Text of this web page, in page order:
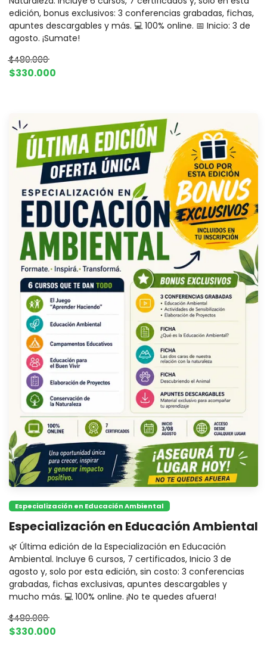
edición, bonus exclusivos: 3 conferencias grabadas, fichas,
apuntes descargables y más. 💻 100% online. 📅 Inicio: 3 de
agosto. ¡Sumate!
$480.000
$330.000
Especialización en Educación Ambiental
Especialización en Educación Ambiental
🌿 Última edición de la Especialización en Educación
Ambiental. Incluye 6 cursos, 7 certificados, Inicio 3 de
agosto y, solo por esta edición, sin costo: 3 conferencias
grabadas, fichas exclusivas, apuntes descargables y
mucho más. 💻 100% online. ¡No te quedes afuera!
$480.000
$330.000